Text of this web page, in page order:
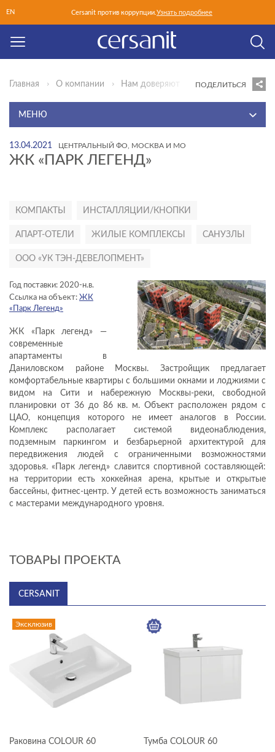
EN Cersanit против коррупции. Узнать подробнее
Главная О компании Нам доверяют Центральный ФО
ПОДЕЛИТЬСЯ
МЕНЮ
О КОМПАНИИ
О БРЕНДЕ
НАМ ДОВЕРЯЮТ
НОВОСТИ
КОНТАКТЫ
13.04.2021 ЦЕНТРАЛЬНЫЙ ФО, МОСКВА И МО
ЖК «ПАРК ЛЕГЕНД»
КОМПАКТЫ ИНСТАЛЛЯЦИИ/КНОПКИ
АПАРТ-ОТЕЛИ ЖИЛЫЕ КОМПЛЕКСЫ САНУЗЛЫ
ООО «УК ТЭН-ДЕВЕЛОПМЕНТ»
Год поставки: 2020-н.в.
Ссылка на объект: ЖК
«Парк Легенд»
ЖК «Парк легенд» —
современные
апартаменты в
Даниловском районе Москвы. Застройщик предлагает
комфортабельные квартиры с большими окнами и лоджиями с
видом на Сити и набережную Москвы-реки, свободной
планировки от 36 до 86 кв. м. Объект расположен рядом с
ЦАО, концепция которого не имеет аналогов в России.
Комплекс располагает системой видеонаблюдения,
подземным паркингом и безбарьерной архитектурой для
передвижения людей с ограниченными возможностями
здоровья. «Парк легенд» славится спортивной составляющей:
на территории есть хоккейная арена, крытые и открытые
бассейны, фитнес-центр. У детей есть возможность заниматься
с мастерами международного уровня.
ТОВАРЫ ПРОЕКТА
CERSANIT
Cersanit
Эксклюзив
Раковина COLOUR 60 Тумба COLOUR 60